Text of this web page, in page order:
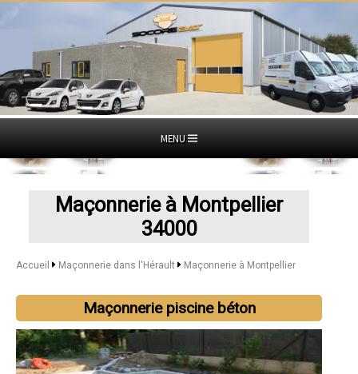
MENU
Maçonnerie à Montpellier
34000
Accueil Maçonnerie dans l'Hérault Maçonnerie à Montpellier
Maçonnerie piscine béton